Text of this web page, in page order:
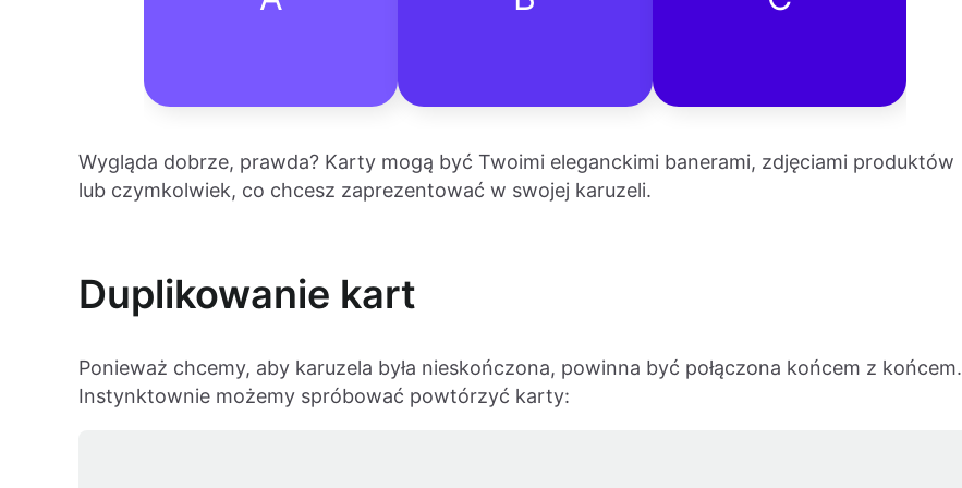
Wygląda dobrze, prawda? Karty mogą być Twoimi eleganckimi banerami, zdjęciami produktów
lub czymkolwiek, co chcesz zaprezentować w swojej karuzeli.
Duplikowanie kart
Ponieważ chcemy, aby karuzela była nieskończona, powinna być połączona końcem z końcem.
Instynktownie możemy spróbować powtórzyć karty: